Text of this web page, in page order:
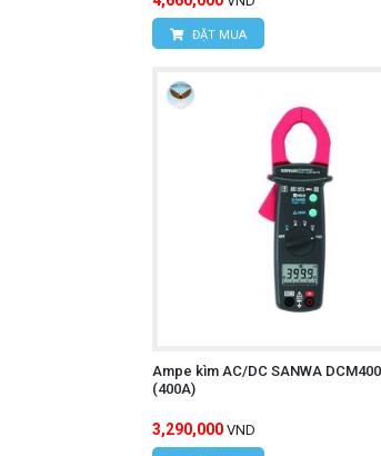
Điện thoại:
Tham khảo thêm: Máy
ĐẶT MUA
Ampe kìm AC/DC SANWA
(400A)
3,290,000 VND